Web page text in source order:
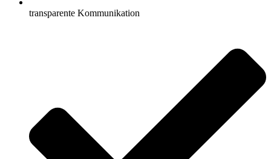
transparente Kommunikation